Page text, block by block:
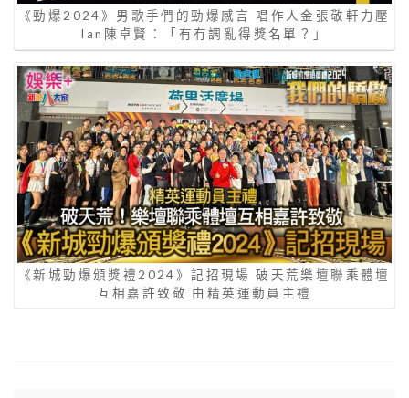
《勁爆2024》男歌手們的勁爆感言 唱作人金張敬軒力壓
Ian陳卓賢：「有冇調亂得獎名單？」
《新城勁爆頒獎禮2024》記招現場 破天荒樂壇聯乘體壇
互相嘉許致敬 由精英運動員主禮